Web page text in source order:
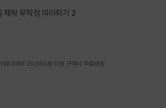
제작 무작정 따라하기 2
에서 20,000원 이상 구매시 무료배송